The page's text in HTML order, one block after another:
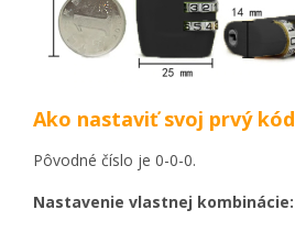
Ako nastaviť svoj prvý kód
Pôvodné číslo je 0-0-0.
Nastavenie vlastnej kombinácie: